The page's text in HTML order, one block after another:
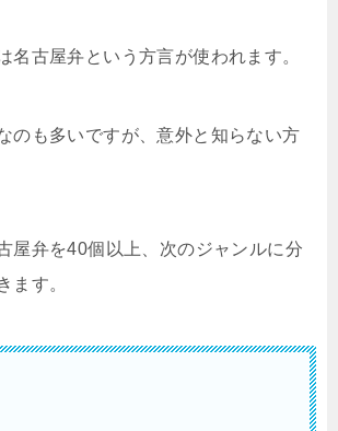
名古屋弁という方言が使われます。
のも多いですが、意外と知らない方
屋弁を40個以上、次のジャンルに分
ます。